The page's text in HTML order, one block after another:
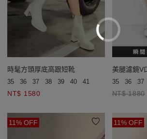
時髦方頭厚底高跟短靴
35 36 37 38 39 40 41
NT$ 1580
美腿濾鏡V
35 36 37
NT$ 1880
11% OFF 11% OFF